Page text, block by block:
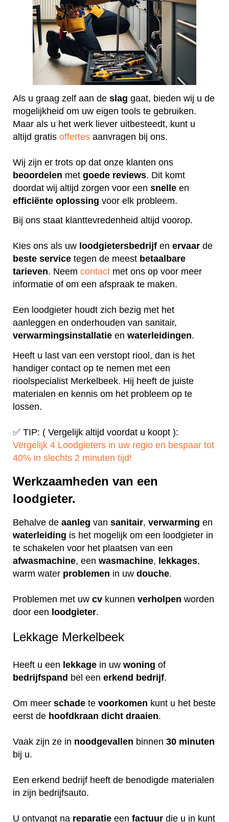
Als u graag zelf aan de slag gaat, bieden wij u de
mogelijkheid om uw eigen tools te gebruiken.
Maar als u het werk liever uitbesteedt, kunt u
altijd gratis offertes aanvragen bij ons.
Wij zijn er trots op dat onze klanten ons
beoordelen met goede reviews. Dit komt
doordat wij altijd zorgen voor een snelle en
efficiënte oplossing voor elk probleem.
Bij ons staat klanttevredenheid altijd voorop.
Kies ons als uw loodgietersbedrijf en ervaar de
beste service tegen de meest betaalbare
tarieven. Neem contact met ons op voor meer
informatie of om een afspraak te maken.
Een loodgieter houdt zich bezig met het
aanleggen en onderhouden van sanitair,
verwarmingsinstallatie en waterleidingen.
Heeft u last van een verstopt riool, dan is het
handiger contact op te nemen met een
rioolspecialist Merkelbeek. Hij heeft de juiste
materialen en kennis om het probleem op te
lossen.
✅ TIP: ( Vergelijk altijd voordat u koopt ):
Vergelijk 4 Loodgieters in uw regio en bespaar tot
40% in slechts 2 minuten tijd!
Werkzaamheden van een
loodgieter.
Behalve de aanleg van sanitair, verwarming en
waterleiding is het mogelijk om een loodgieter in
te schakelen voor het plaatsen van een
afwasmachine, een wasmachine, lekkages,
warm water problemen in uw douche.
Problemen met uw cv kunnen verholpen worden
door een loodgieter.
Lekkage Merkelbeek
Heeft u een lekkage in uw woning of
bedrijfspand bel een erkend bedrijf.
Om meer schade te voorkomen kunt u het beste
eerst de hoofdkraan dicht draaien.
Vaak zijn ze in noodgevallen binnen 30 minuten
bij u.
Een erkend bedrijf heeft de benodigde materialen
in zijn bedrijfsauto.
U ontvangt na reparatie een factuur die u in kunt